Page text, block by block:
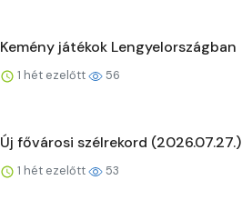
Kemény játékok Lengyelországban
1 hét ezelőtt 56
Új fővárosi szélrekord (2026.07.27.)
1 hét ezelőtt 53